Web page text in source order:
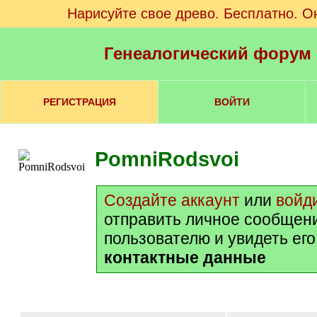
Нарисуйте свое древо. Бесплатно.
Генеалогический
РЕГИСТРАЦИЯ ВОЙТИ
PomniRodsvoi
Создайте аккаунт или
отправить личное
пользователю и увидеть
контактные данные